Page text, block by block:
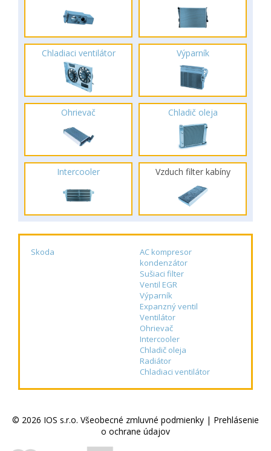
Chladiaci ventilátor Výparník
Ohrievač Chladič oleja
Intercooler Vzduch filter kabíny
Skoda
AC kompresor
kondenzátor
Sušiaci filter
Ventil EGR
Výparník
Expanzný ventil
Ventilátor
Ohrievač
Intercooler
Chladič oleja
Radiátor
Chladiaci ventilátor
© 2026 IOS s.r.o. Všeobecné zmluvné podmienky | Prehlásenie
o ochrane údajov